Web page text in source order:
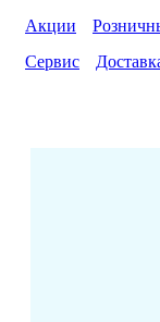
Акции
Сервис